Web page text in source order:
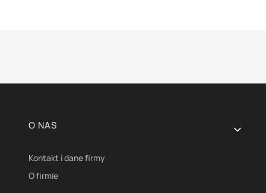
Linki w stopce
O NAS
Kontakt i dane firmy
O firmie